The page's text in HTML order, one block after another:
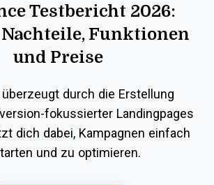
Testbericht 2026:
Funktionen
und Preise
durch die Erstellung
fokussierter Landingpages
dich dabei, Kampagnen einfach
und zu optimieren.